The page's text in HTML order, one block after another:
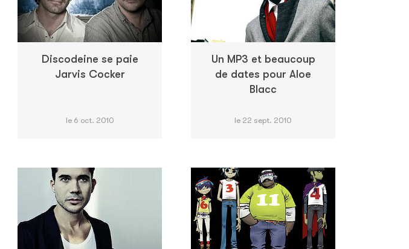
Discodeine se paie
Jarvis Cocker
le 6 oct. 2010
Un MP3 et beaucoup
de dates pour Aloe
Blacc
le 22 sept. 2010